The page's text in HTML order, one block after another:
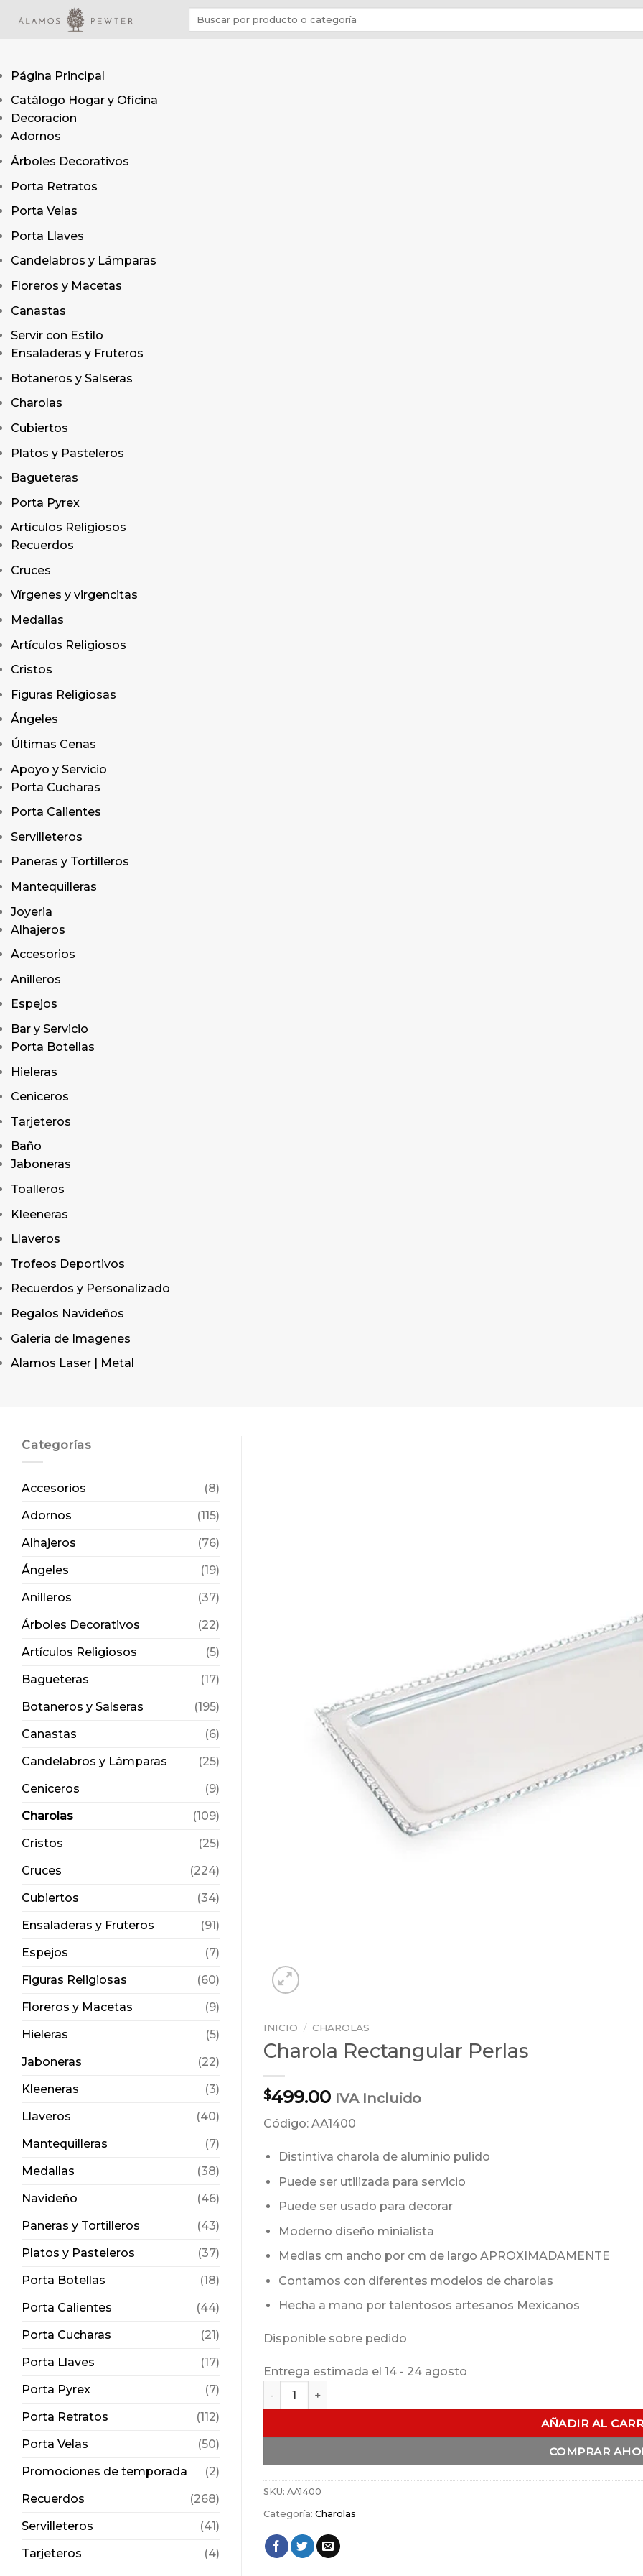
Página Principal
Catálogo Hogar y Oficina
Decoracion
Adornos
Árboles Decorativos
Porta Retratos
Porta Velas
Porta Llaves
Candelabros y Lámparas
Floreros y Macetas
Canastas
Servir con Estilo
Ensaladeras y Fruteros
Botaneros y Salseras
Charolas
Cubiertos
Platos y Pasteleros
Bagueteras
Porta Pyrex
Artículos Religiosos
Recuerdos
Cruces
Vírgenes y virgencitas
Medallas
Artículos Religiosos
Cristos
Figuras Religiosas
Ángeles
Últimas Cenas
Apoyo y Servicio
Porta Cucharas
Porta Calientes
Servilleteros
Paneras y Tortilleros
Mantequilleras
Joyeria
Alhajeros
Accesorios
Anilleros
Espejos
Bar y Servicio
Porta Botellas
Hieleras
Ceniceros
Tarjeteros
Baño
Jaboneras
Toalleros
Kleeneras
Llaveros
Trofeos Deportivos
Recuerdos y Personalizado
Regalos Navideños
Galeria de Imagenes
Alamos Laser | Metal
Categorías
Accesorios
(8)
Adornos
(115)
Alhajeros
(76)
Ángeles
(19)
Anilleros
(37)
Árboles Decorativos
(22)
Artículos Religiosos
(5)
Bagueteras
(17)
Botaneros y Salseras
(195)
Canastas
(6)
Candelabros y Lámparas
(25)
Ceniceros
(9)
Charolas
(109)
Cristos
(25)
Cruces
(224)
Cubiertos
(34)
Ensaladeras y Fruteros
(91)
Espejos
(7)
Figuras Religiosas
(60)
Floreros y Macetas
(9)
Hieleras
(5)
Jaboneras
(22)
Kleeneras
(3)
Llaveros
(40)
Mantequilleras
(7)
Medallas
(38)
Navideño
(46)
Paneras y Tortilleros
(43)
Platos y Pasteleros
(37)
Porta Botellas
(18)
Porta Calientes
(44)
Porta Cucharas
(21)
Porta Llaves
(17)
Porta Pyrex
(7)
Porta Retratos
(112)
Porta Velas
(50)
Promociones de temporada
(2)
Recuerdos
(268)
Servilleteros
(41)
Tarjeteros
(4)
INICIO / CHAROLAS
Charola Rectangular Perlas
$499.00 IVA Incluido
Código: AA1400
Distintiva charola de aluminio pulido
Puede ser utilizada para servicio
Puede ser usado para decorar
Moderno diseño minialista
Medias cm ancho por cm de largo APROXIMADAMENTE
Contamos con diferentes modelos de charolas
Hecha a mano por talentosos artesanos Mexicanos
Disponible sobre pedido
Entrega estimada el 14 - 24 agosto
Charola Rectangular Perlas cantidad
AÑADIR AL
COMPRAR
SKU: AA1400
Categoría: Charolas